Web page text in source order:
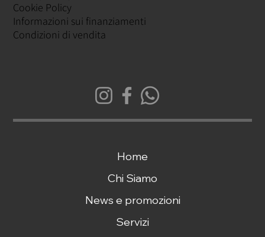
Cookie Policy
Informazioni sui finanziamenti
Condizioni di vendita
Home
Chi Siamo
News e promozioni
Servizi